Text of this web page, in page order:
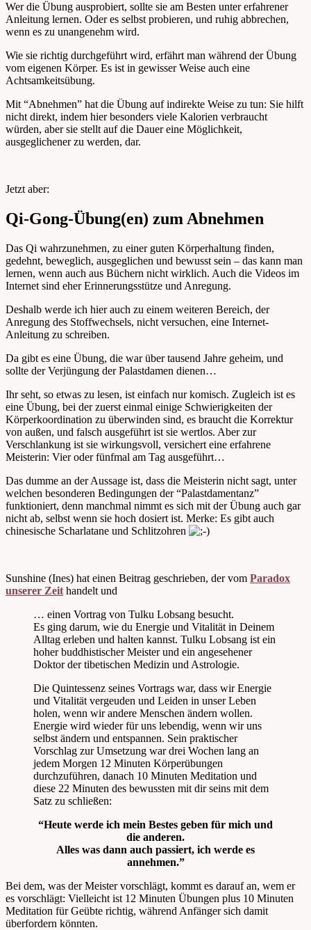
Wer die Übung ausprobiert, sollte sie am Besten unter erfahrener
Anleitung lernen. Oder es selbst probieren, und ruhig abbrechen,
wenn es zu unangenehm wird.
Wie sie richtig durchgeführt wird, erfährt man während der Übung
vom eigenen Körper. Es ist in gewisser Weise auch eine
Achtsamkeitsübung.
Mit “Abnehmen” hat die Übung auf indirekte Weise zu tun: Sie hilft
nicht direkt, indem hier besonders viele Kalorien verbraucht
würden, aber sie stellt auf die Dauer eine Möglichkeit,
ausgeglichener zu werden, dar.
Jetzt aber:
Qi-Gong-Übung(en) zum Abnehmen
Das Qi wahrzunehmen, zu einer guten Körperhaltung finden,
gedehnt, beweglich, ausgeglichen und bewusst sein – das kann man
lernen, wenn auch aus Büchern nicht wirklich. Auch die Videos im
Internet sind eher Erinnerungsstütze und Anregung.
Deshalb werde ich hier auch zu einem weiteren Bereich, der
Anregung des Stoffwechsels, nicht versuchen, eine Internet-
Anleitung zu schreiben.
Da gibt es eine Übung, die war über tausend Jahre geheim, und
sollte der Verjüngung der Palastdamen dienen…
Ihr seht, so etwas zu lesen, ist einfach nur komisch. Zugleich ist es
eine Übung, bei der zuerst einmal einige Schwierigkeiten der
Körperkoordination zu überwinden sind, es braucht die Korrektur
von außen, und falsch ausgeführt ist sie wertlos. Aber zur
Verschlankung ist sie wirkungsvoll, versichert eine erfahrene
Meisterin: Vier oder fünfmal am Tag ausgeführt…
Das dumme an der Aussage ist, dass die Meisterin nicht sagt, unter
welchen besonderen Bedingungen der “Palastdamentanz”
funktioniert, denn manchmal nimmt es sich mit der Übung auch gar
nicht ab, selbst wenn sie hoch dosiert ist. Merke: Es gibt auch
chinesische Scharlatane und Schlitzohren
Sunshine (Ines) hat einen Beitrag geschrieben, der vom Paradox
unserer Zeit handelt und
… einen Vortrag von Tulku Lobsang besucht.
Es ging darum, wie du Energie und Vitalität in Deinem
Alltag erleben und halten kannst. Tulku Lobsang ist ein
hoher buddhistischer Meister und ein angesehener
Doktor der tibetischen Medizin und Astrologie.
Die Quintessenz seines Vortrags war, dass wir Energie
und Vitalität vergeuden und Leiden in unser Leben
holen, wenn wir andere Menschen ändern wollen.
Energie wird wieder für uns lebendig, wenn wir uns
selbst ändern und entspannen. Sein praktischer
Vorschlag zur Umsetzung war drei Wochen lang an
jedem Morgen 12 Minuten Körperübungen
durchzuführen, danach 10 Minuten Meditation und
diese 22 Minuten des bewussten mit dir seins mit dem
Satz zu schließen:
“Heute werde ich mein Bestes geben für mich und
die anderen.
Alles was dann auch passiert, ich werde es
annehmen.”
Bei dem, was der Meister vorschlägt, kommt es darauf an, wem er
es vorschlägt: Vielleicht ist 12 Minuten Übungen plus 10 Minuten
Meditation für Geübte richtig, während Anfänger sich damit
überfordern könnten.